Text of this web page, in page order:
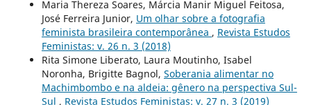
Maria Thereza Soares, Márcia Manir Miguel Feitosa,
José Ferreira Junior, Um olhar sobre a fotografia
feminista brasileira contemporânea , Revista Estudos
Feministas: v. 26 n. 3 (2018)
Rita Simone Liberato, Laura Moutinho, Isabel
Noronha, Brigitte Bagnol, Soberania alimentar no
Machimbombo e na aldeia: gênero na perspectiva Sul-
Sul , Revista Estudos Feministas: v. 27 n. 3 (2019)